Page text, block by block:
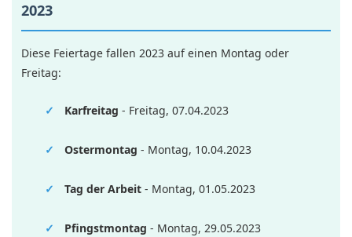
2023
Diese Feiertage fallen 2023 auf einen Montag oder
Freitag:
Karfreitag - Freitag, 07.04.2023
Ostermontag - Montag, 10.04.2023
Tag der Arbeit - Montag, 01.05.2023
Pfingstmontag - Montag, 29.05.2023